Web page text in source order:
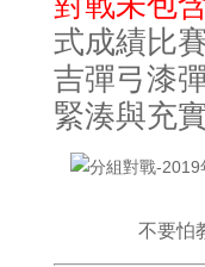
式成績比
吉彈弓漆
緊湊與充
不要怕